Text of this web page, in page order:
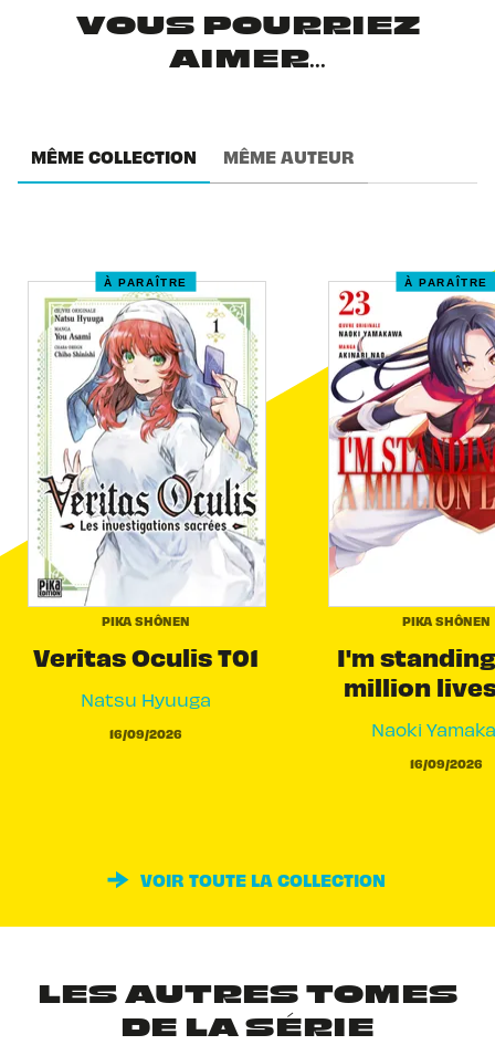
VOUS POURRIEZ
AIMER...
MÊME COLLECTION MÊME AUTEUR
À PARAÎTRE
PIKA SHÔNEN
Veritas Oculis T01
Natsu Hyuuga
16/09/2026
À PARAÎTRE
PIKA SHÔNEN
I'm
million
Naoki
16/09/2026
VOIR TOUTE LA COLLECTION
LES AUTRES TOMES
DE LA SÉRIE